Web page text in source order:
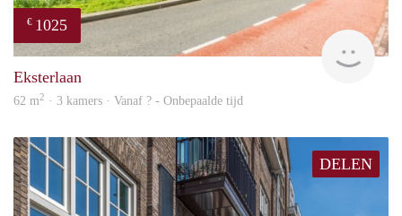
€ 1025
Eksterlaan
62 m2 · 3 kamers · Vanaf ? - Onbepaalde tijd
DELEN